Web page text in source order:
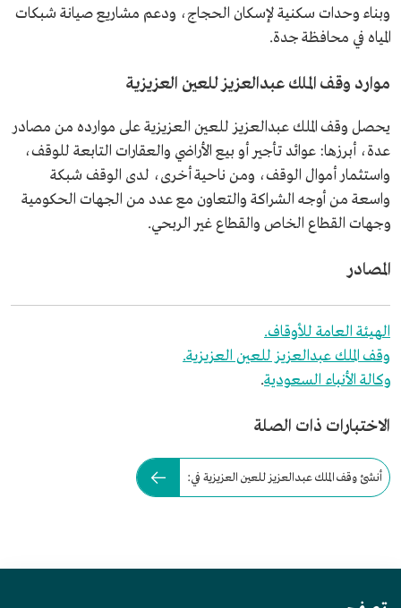
وبناء وحدات سكنية لإسكان الحجاج، ودعم مشاريع صيانة شبكات
المياه في محافظة جدة.
موارد وقف الملك عبدالعزيز للعين العزيزية
يحصل وقف الملك عبدالعزيز للعين العزيزية على موارده من مصادر
عدة، أبرزها: عوائد تأجير أو بيع الأراضي والعقارات التابعة للوقف،
واستثمار أموال الوقف، ومن ناحية أخرى، لدى الوقف شبكة
واسعة من أوجه الشراكة والتعاون مع عدد من الجهات الحكومية
وجهات القطاع الخاص والقطاع غير الربحي.
المصادر
الهيئة العامة للأوقاف.
وقف الملك عبدالعزيز للعين العزيزية.
وكالة الأنباء السعودية.
الاختبارات ذات الصلة
أنشئ وقف الملك عبدالعزيز للعين العزيزية في: